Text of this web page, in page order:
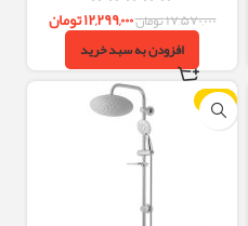
۱۷,۵۷۰,۰۰۰تومان۱۲,۲۹۹,۰۰۰تومان
افزودن به سبد خرید
-9%